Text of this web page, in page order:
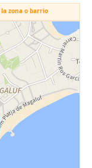
zona o barrio